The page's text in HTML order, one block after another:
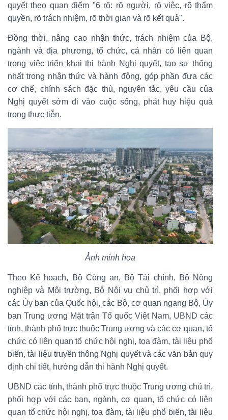
quyết theo quan điểm "6 rõ: rõ người, rõ việc, rõ thẩm
quyền, rõ trách nhiệm, rõ thời gian và rõ kết quả".
Đồng thời, nâng cao nhận thức, trách nhiệm của Bộ,
ngành và địa phương, tổ chức, cá nhân có liên quan
trong việc triển khai thi hành Nghị quyết, tạo sự thống
nhất trong nhận thức và hành động, góp phần đưa các
cơ chế, chính sách đặc thù, nguyên tắc, yêu cầu của
Nghị quyết sớm đi vào cuộc sống, phát huy hiệu quả
trong thực tiễn.
Ảnh minh họa
Theo Kế hoạch, Bộ Công an, Bộ Tài chính, Bộ Nông
nghiệp và Môi trường, Bộ Nội vụ chủ trì, phối hợp với
các Ủy ban của Quốc hội, các Bộ, cơ quan ngang Bộ, Ủy
ban Trung ương Mặt trận Tổ quốc Việt Nam, UBND các
tỉnh, thành phố trực thuộc Trung ương và các cơ quan, tổ
chức có liên quan tổ chức hội nghị, tọa đàm, tài liệu phổ
biến, tài liệu truyền thông Nghị quyết và các văn bản quy
định chi tiết, hướng dẫn thi hành Nghị quyết.
UBND các tỉnh, thành phố trực thuộc Trung ương chủ trì,
phối hợp với các ban, ngành, cơ quan, tổ chức có liên
quan tổ chức hội nghị, tọa đàm, tài liệu phổ biến, tài liệu